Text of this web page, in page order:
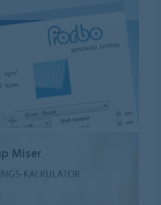
Miser
KALKULATOR